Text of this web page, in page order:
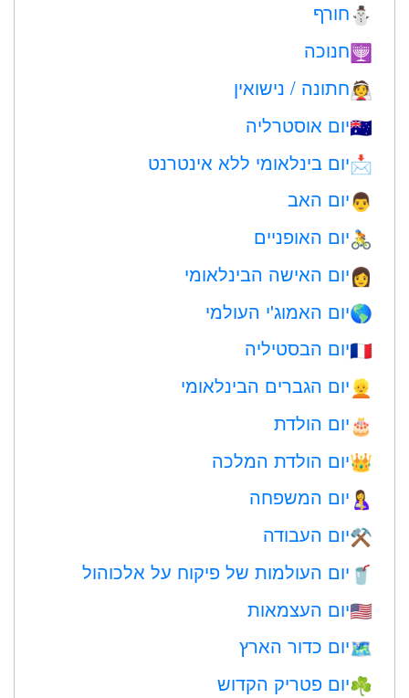
⛄ חורף
🕎חנוכה
👰חתונה / נישואין
🇦🇺יום אוסטרליה
📩יום בינלאומי ללא אינטרנט
👨יום האב
🚴יום האופניים
👩יום האישה הבינלאומי
🌎יום האמוג'י העולמי
🇫🇷יום הבסטיליה
👱 יום הגברים הבינלאומי
🎂 יום הולדת
👑יום הולדת המלכה
🤱 יום המשפחה
⚒️יום העבודה
🥤 יום העולמות של פיקוח על אלכוהול
🇺🇸יום העצמאות
🗺️יום כדור הארץ
☘️יום פטריק הקדוש